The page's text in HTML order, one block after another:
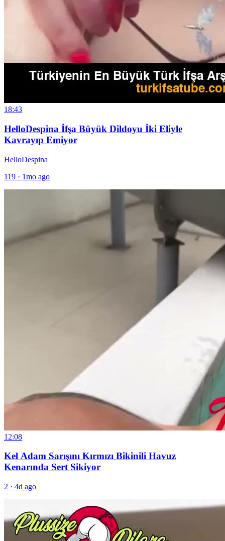
18:43
HelloDespina İfşa Büyük Dildoyu İki Eliyle
Kavrayıp Emiyor
HelloDespina
119 · 1mo ago
12:08
Kel Adam Sarışını Kırmızı Bikinili Havuz
Kenarında Sert Sikiyor
2 · 4d ago